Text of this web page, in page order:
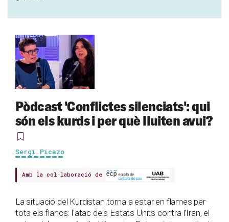
Pòdcast 'Conflictes silenciats': qui
són els kurds i per què lluiten avui?
Sergi Picazo
Amb la col·laboració de
La situació del Kurdistan torna a estar en flames per
tots els flancs: l'atac dels Estats Units contra l'Iran, el